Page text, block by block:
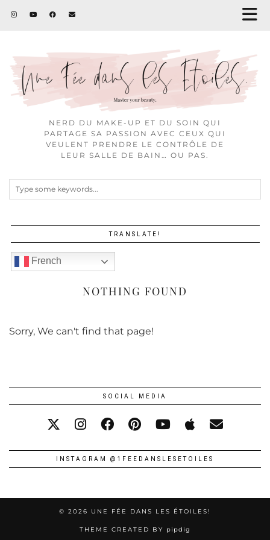
NERD DU MAKE-UP ET DU SOIN QUI
PARTAGE SA PASSION AVEC CEUX QUI
VEULENT PRENDRE LE CONTRÔLE DE
LEUR SALLE DE BAIN… OU PAS.
TRANSLATE!
French
NOTHING FOUND
Sorry, We can't find that page!
SOCIAL MEDIA
INSTAGRAM @1FEEDANSLESETOILES
© 2026 UNE FÉE DANS LES ÉTOILES!
THEME CREATED BY pipdig